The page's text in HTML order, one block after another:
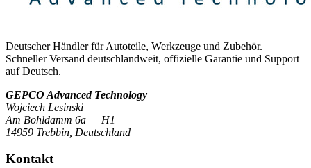
Deutscher Händler für Autoteile, Werkzeuge und Zubehör.
Schneller Versand deutschlandweit, offizielle Garantie und Support
auf Deutsch.
GEPCO Advanced Technology
Wojciech Lesinski
Am Bohldamm 6a — H1
14959 Trebbin Deutschland
Kontakt